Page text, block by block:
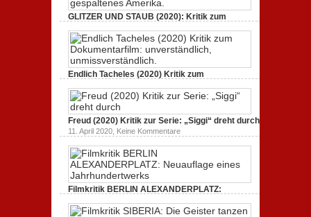
Kreaturen,
spektakulär
GLITZER UND STAUB (2020): Kritik zum
Dokumentarfilm. Bullenritt durch ein
gespaltenes Amerika.
3. Oktober 2020,Keine Kommentarezu
UND
STAUB
Kritik
zum
Bullenritt
durch
ein
Endlich Tacheles (2020) Kritik zum
Dokumentarfilm: unverständlich,
unmissverständlich.
19. Mai 2020,Keine Kommentare
Endlich
Tacheles
(2020)
unverständlich,
Freud (2020) Kritik zur Serie: „Siggi“ dreht durch
11. April 2020, Keine Kommentarezu
Freud
(2020)
zur
dreht
durch
Filmkritik BERLIN ALEXANDERPLATZ:
Neuauflage eines Jahrhundertwerks
1. März 2020,Keine Kommentarezu